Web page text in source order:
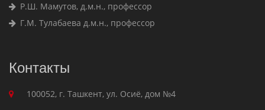
Р.Ш. Мамутов, д.м.н., профессор
Г.М. Тулабаева д.м.н., профессор
Контакты
100052, г. Ташкент, ул. Осиё, дом №4